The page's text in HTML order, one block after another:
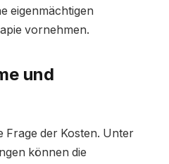
eigenmächtigen
vornehmen.
und
Frage der Kosten. Unter
können die